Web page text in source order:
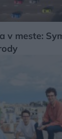
v meste: